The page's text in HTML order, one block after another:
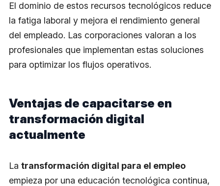
El dominio de estos recursos tecnológicos reduce
la fatiga laboral y mejora el rendimiento general
del empleado. Las corporaciones valoran a los
profesionales que implementan estas soluciones
para optimizar los flujos operativos.
Ventajas de capacitarse en
transformación digital
actualmente
La transformación digital para el empleo
empieza por una educación tecnológica continua,